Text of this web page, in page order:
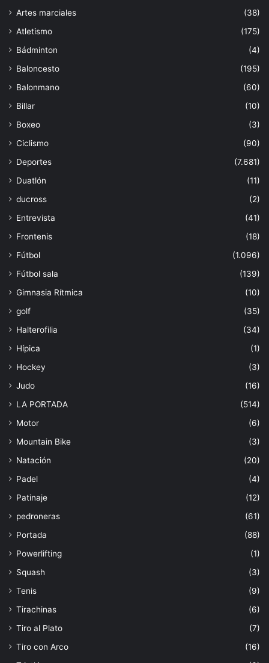
Artes marciales
(38)
Atletismo
(175)
Bádminton
(4)
Baloncesto
(195)
Balonmano
(60)
Billar
(10)
Boxeo
(3)
Ciclismo
(90)
Deportes
(7.681)
Duatlón
(11)
ducross
(2)
Entrevista
(41)
Frontenis
(18)
Fútbol
(1.096)
Fútbol sala
(139)
Gimnasia Rítmica
(10)
golf
(35)
Halterofilia
(34)
Hípica
(1)
Hockey
(3)
Judo
(16)
LA PORTADA
(514)
Motor
(6)
Mountain Bike
(3)
Natación
(20)
Padel
(4)
Patinaje
(12)
pedroneras
(61)
Portada
(88)
Powerlifting
(1)
Squash
(3)
Tenis
(9)
Tirachinas
(6)
Tiro al Plato
(7)
Tiro con Arco
(16)